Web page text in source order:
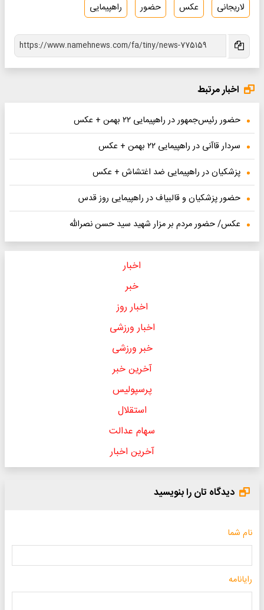
لاریجانی عکس حضور راهپیمایی
اخبار مرتبط
حضور رئیس‌جمهور در راهپیمایی ۲۲ بهمن + عکس
سردار قاآنی در راهپیمایی ۲۲ بهمن + عکس
پزشکیان در راهپیمایی ضد اغتشاش + عکس
حضور پزشکیان و قالبیاف در راهپیمایی روز قدس
عکس/ حضور مردم بر مزار شهید سید حسن نصرالله
اخبار
خبر
اخبار روز
اخبار ورزشی
خبر ورزشی
آخرین خبر
پرسپولیس
استقلال
سهام عدالت
آخرین اخبار
دیدگاه تان را بنویسید
نام شما
رایانامه